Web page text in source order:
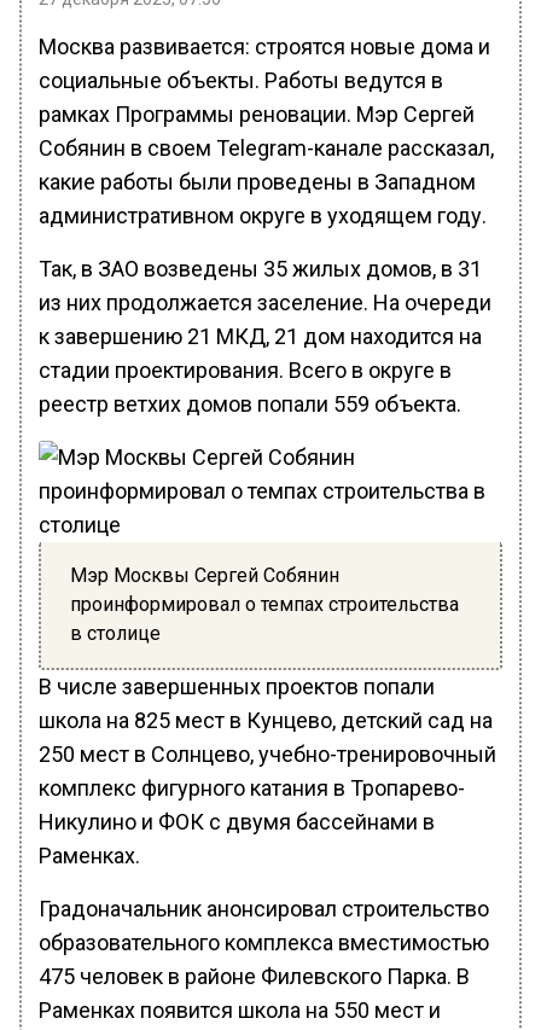
Москва развивается: строятся новые дома и
социальные объекты. Работы ведутся в
рамках Программы реновации. Мэр Сергей
Собянин в своем Telegram-канале рассказал,
какие работы были проведены в Западном
административном округе в уходящем году.
Так, в ЗАО возведены 35 жилых домов, в 31
из них продолжается заселение. На очереди
к завершению 21 МКД, 21 дом находится на
стадии проектирования. Всего в округе в
реестр ветхих домов попали 559 объекта.
Мэр Москвы Сергей Собянин
проинформировал о темпах строительства
в столице
В числе завершенных проектов попали
школа на 825 мест в Кунцево, детский сад на
250 мест в Солнцево, учебно-тренировочный
комплекс фигурного катания в Тропарево-
Никулино и ФОК с двумя бассейнами в
Раменках.
Градоначальник анонсировал строительство
образовательного комплекса вместимостью
475 человек в районе Филевского Парка. В
Раменках появится школа на 550 мест и